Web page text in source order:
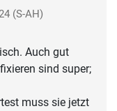
(S-AH)
Auch gut
sind super;
muss sie jetzt